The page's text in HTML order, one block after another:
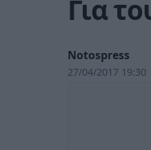
Για
Notospress
27/04/2017 19:30